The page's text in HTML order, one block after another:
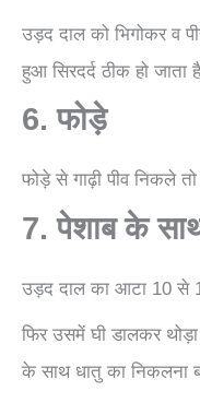
उड़द दाल को भिगोकर व
हुआ सिरदर्द ठीक हो जाता
6. फोड़े
फोड़े से गाढ़ी पीव निकले
7. पेशाब के
उड़द दाल का आटा 10 से
फिर उसमें घी डालकर थोड़ा
के साथ धातु का निकलना